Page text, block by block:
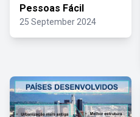
Pessoas Fácil
25 September 2024